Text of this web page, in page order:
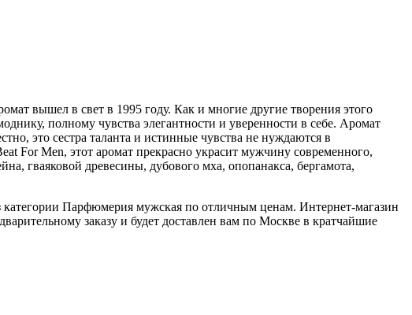
вышел в свет в 1995 году. Как и многие другие творения этого
полному чувства элегантности и уверенности в себе. Аромат
это сестра таланта и истинные чувства не нуждаются в
For Men, этот аромат прекрасно украсит мужчину современного,
гваяковой древесины, дубового мха, опопанакса, бергамота,
Парфюмерия мужская по отличным ценам. Интернет-магазин
заказу и будет доставлен вам по Москве в кратчайшие